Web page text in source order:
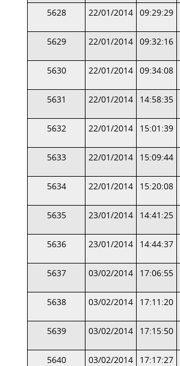
5628 22/01/2014 09:29:29
5629 22/01/2014 09:32:16
5630 22/01/2014 09:34:08
5631 22/01/2014 14:58:35
5632 22/01/2014 15:01:39
5633 22/01/2014 15:09:44
5634 22/01/2014 15:20:08
5635 23/01/2014 14:41:25
5636 23/01/2014 14:44:37
5637 03/02/2014 17:06:55
5638 03/02/2014 17:11:20
5639 03/02/2014 17:15:50
5640 03/02/2014 17:17:27